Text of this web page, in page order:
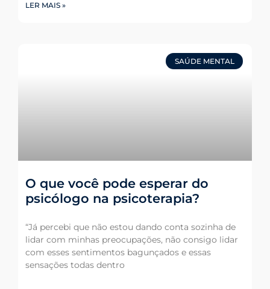
LER MAIS »
SAÚDE MENTAL
O que você pode esperar do
psicólogo na psicoterapia?
“Já percebi que não estou dando conta sozinha de
lidar com minhas preocupações, não consigo lidar
com esses sentimentos bagunçados e essas
sensações todas dentro